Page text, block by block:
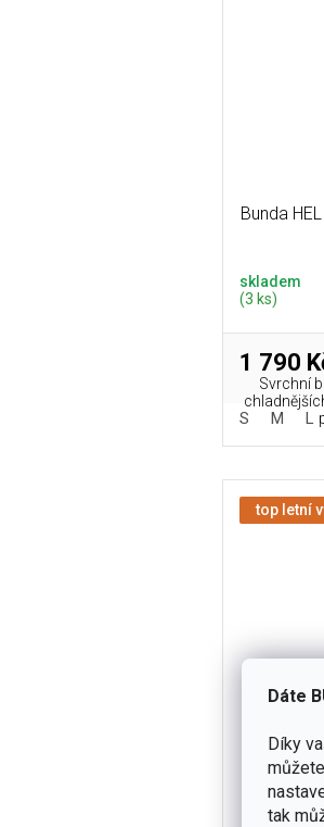
Dáte
Díky
tak
Bunda
skladem
(3 ks)
1 790
Svrchní
S M L
top letní
Bunda